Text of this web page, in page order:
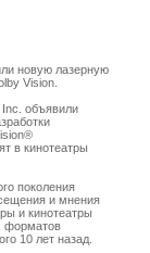
новую лазерную
Vision.
объявили
в кинотеатры
поколения
и мнения
и кинотеатры
форматов
10 лет назад.